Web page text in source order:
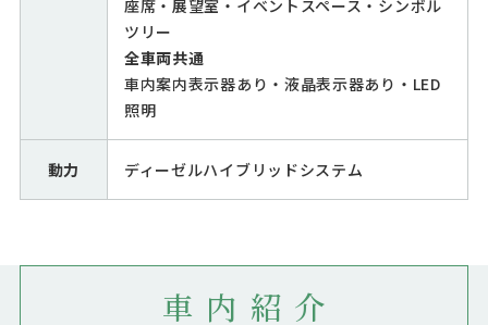
座席・展望室・イベントスペース・シンボル
ツリー
全車両共通
車内案内表示器あり・液晶表示器あり・LED
照明
動力 ディーゼルハイブリッドシステム
車内紹介